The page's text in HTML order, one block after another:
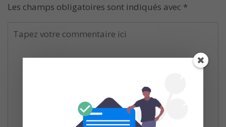
Les champs obligatoires sont indiqués avec *